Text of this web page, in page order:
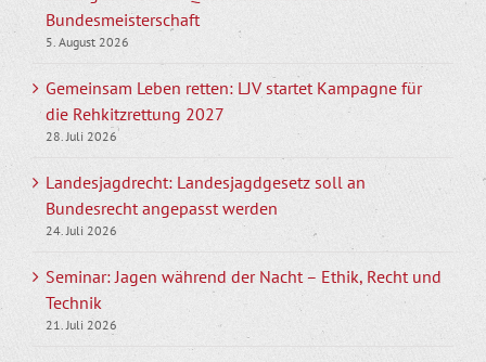
Bundesmeisterschaft
5. August 2026
Gemeinsam Leben retten: LJV startet Kampagne für
die Rehkitzrettung 2027
28. Juli 2026
Landesjagdrecht: Landesjagdgesetz soll an
Bundesrecht angepasst werden
24. Juli 2026
Seminar: Jagen während der Nacht – Ethik, Recht und
Technik
21. Juli 2026